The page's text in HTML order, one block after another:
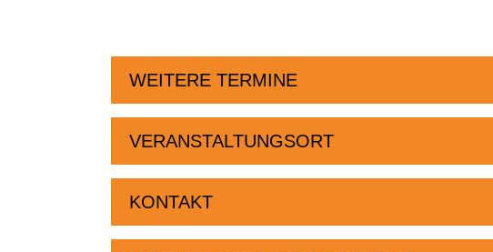
WEITERE TERMINE
VERANSTALTUNGSORT
KONTAKT